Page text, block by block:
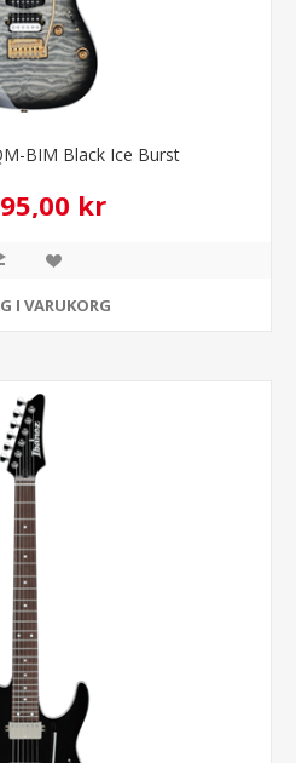
BIM Black Ice Burst
kr
I VARUKORG